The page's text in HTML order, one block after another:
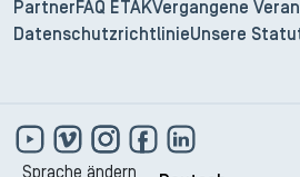
Partner FAQ ETAKVergangene
DatenschutzrichtlinieUnsere
Sprache ändern